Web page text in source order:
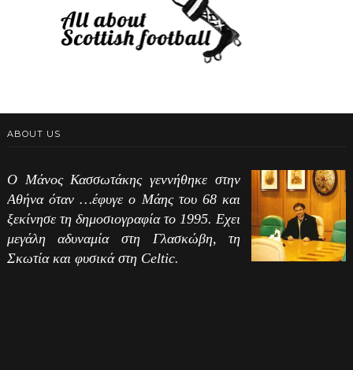
ABOUT US
Ο Μάνος Κασσωτάκης γεννήθηκε στην
Αθήνα όταν …έφυγε ο Μάης του 68 και
ξεκίνησε τη δημοσιογραφία το 1995. Εχει
μεγάλη αδυναμία στη Γλασκώβη, τη
Σκωτία και φυσικά στη Celtic.